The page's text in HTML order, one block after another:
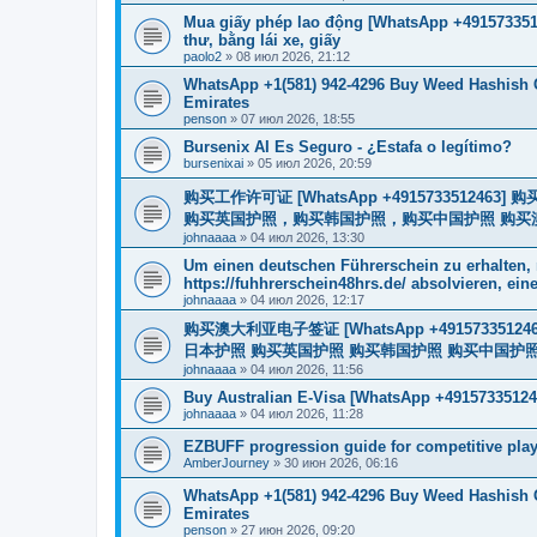
Mua giấy phép lao động [WhatsApp
thư, bằng lái xe, giấy
paolo2 » 08 июл 2026, 21:12
WhatsApp +1(581) 942-4296 Buy Weed
Emirates
penson » 07 июл 2026, 18:55
Bursenix AI Es Seguro - ¿Estafa o legítimo?
bursenixai » 05 июл 2026, 20:59
购买工作许可证 [WhatsApp +4915733512463] 购
购买英国护照，购买韩国护照，购买中国护照 购
johnaaaa » 04 июл 2026, 13:30
Um einen deutschen Führerschein zu erhalten,
https://fuhhrerschein48hrs.de/ absolvieren,
johnaaaa » 04 июл 2026, 12:17
购买澳大利亚电子签证 [WhatsApp
日本护照 购买英国护照 购买韩国护照 购买中国
johnaaaa » 04 июл 2026, 11:56
Buy Australian E-Visa [WhatsApp
johnaaaa » 04 июл 2026, 11:28
EZBUFF progression guide for competitive
AmberJourney » 30 июн 2026, 06:16
WhatsApp +1(581) 942-4296 Buy Weed
Emirates
penson » 27 июн 2026, 09:20